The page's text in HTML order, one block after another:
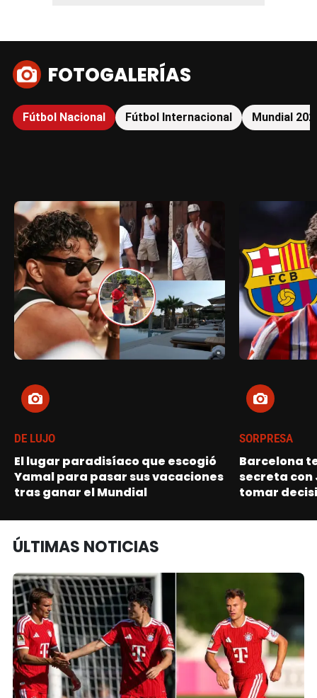
FOTOGALERÍAS
Fútbol Nacional Fútbol Internacional Mundial
DE LUJO
El lugar paradisíaco que escogió
Yamal para pasar sus vacaciones
tras ganar el Mundial
SORPRESA
Barcelona
secreta con
tomar
ÚLTIMAS NOTICIAS